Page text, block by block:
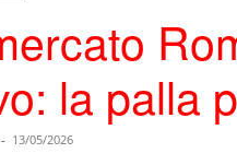
la palla
- 13/05/2026